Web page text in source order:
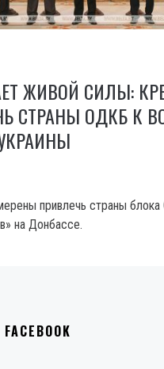
ЖИВОЙ СИЛЫ:
СТРАНЫ ОДКБ К
привлечь страны
на Донбассе.